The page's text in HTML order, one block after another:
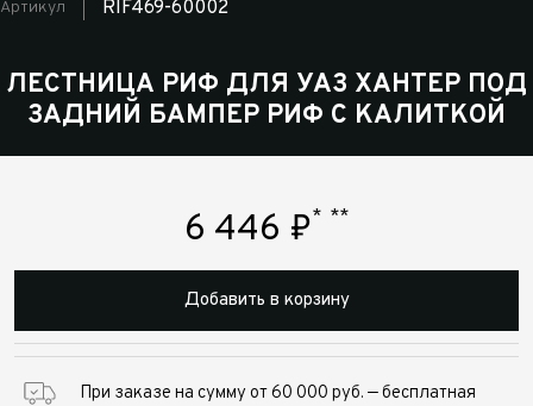
Артикул RIF469-60002
ЛЕСТНИЦА РИФ ДЛЯ УАЗ ХАНТЕР ПОД
ЗАДНИЙ БАМПЕР РИФ С КАЛИТКОЙ
6 446 ₽* **
Добавить в корзину
При заказе на сумму от 60 000 руб. — бесплатная